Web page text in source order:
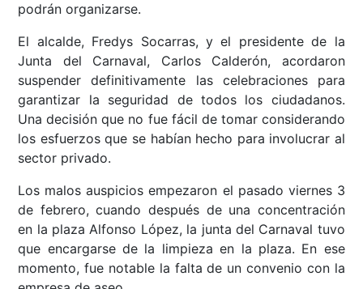
podrán organizarse.
El alcalde, Fredys Socarras, y el presidente de la
Junta del Carnaval, Carlos Calderón, acordaron
suspender definitivamente las celebraciones para
garantizar la seguridad de todos los ciudadanos.
Una decisión que no fue fácil de tomar considerando
los esfuerzos que se habían hecho para involucrar al
sector privado.
Los malos auspicios empezaron el pasado viernes 3
de febrero, cuando después de una concentración
en la plaza Alfonso López, la junta del Carnaval tuvo
que encargarse de la limpieza en la plaza. En ese
momento, fue notable la falta de un convenio con la